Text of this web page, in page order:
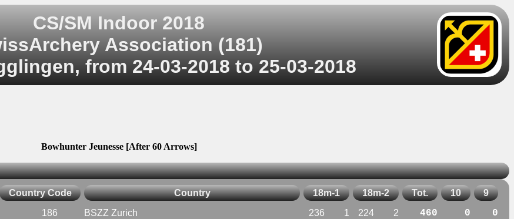
CS/SM Indoor 2018
Association (181)
from 24-03-2018 to 25-03-2018
Bowhunter Jeunesse [After 60 Arrows]
Country Code Country 18m-1 18m-2 Tot. 10 9
186 BSZZ Zurich 236 1 224 2 460 0 0